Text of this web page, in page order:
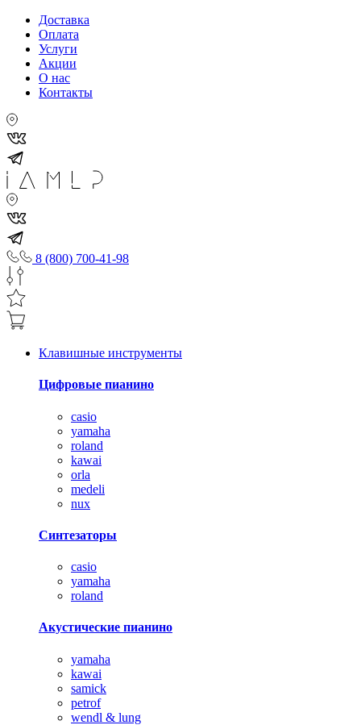
Доставка
Оплата
Услуги
Акции
О нас
Контакты
8 (800) 700-41-98
Клавишные инструменты
Цифровые пианино
casio
yamaha
roland
kawai
orla
medeli
nux
Синтезаторы
casio
yamaha
roland
Акустические пианино
yamaha
kawai
samick
petrof
wendl & lung